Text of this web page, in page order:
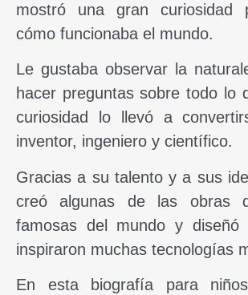
mostró una gran curiosidad
cómo funcionaba el mundo.
Le gustaba observar la
hacer preguntas sobre todo lo
curiosidad lo llevó a
inventor, ingeniero y científico.
Gracias a su talento y a sus
creó algunas de las obras
famosas del mundo y diseñó
inspiraron muchas tecnologías
En esta biografía para